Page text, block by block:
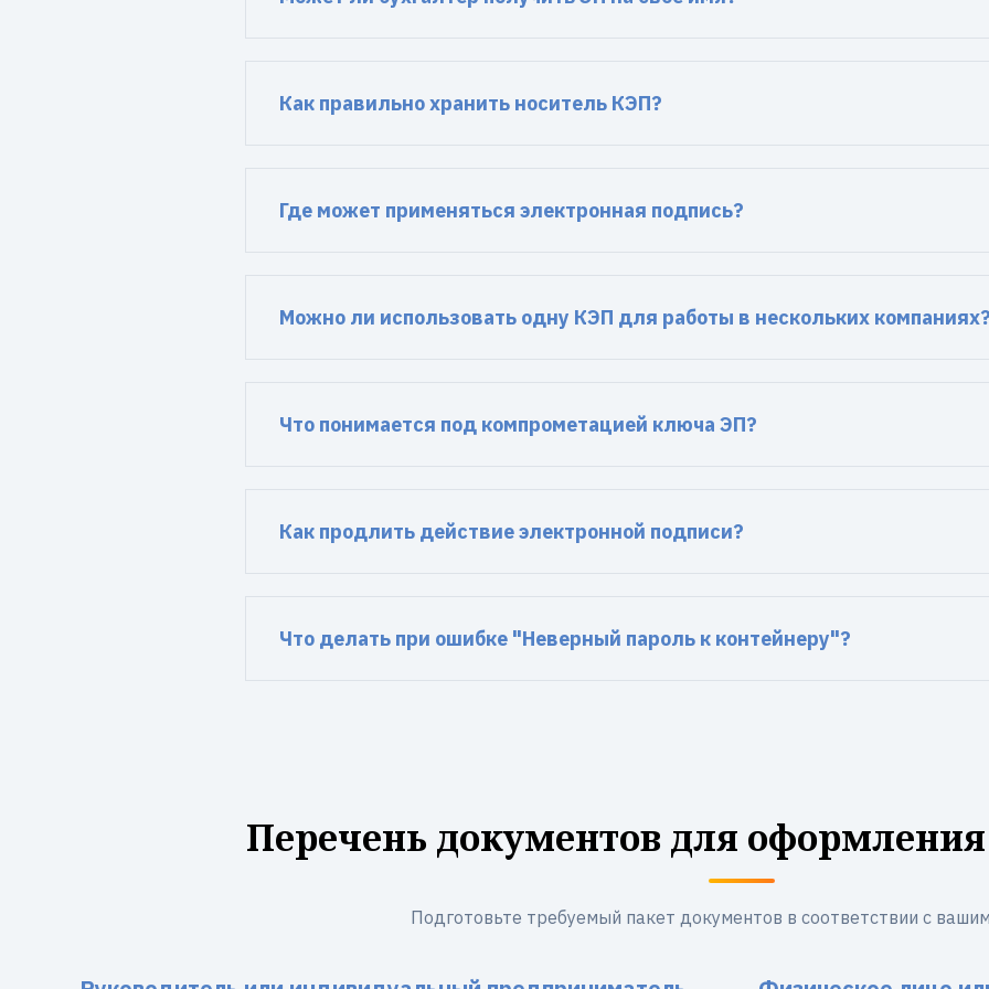
Как правильно хранить носитель КЭП?
Где может применяться электронная подпись?
Можно ли использовать одну КЭП для работы в нескольких
Что понимается под компрометацией ключа ЭП?
Как продлить действие электронной подписи?
Что делать при ошибке "Неверный пароль к контейнеру"?
Перечень документов для
Подготовьте требуемый пакет документов в соответствии с